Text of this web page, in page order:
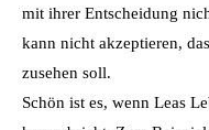
mit ihrer Entscheidung
kann nicht akzeptieren,
zusehen soll.
Schön ist es, wenn Leas